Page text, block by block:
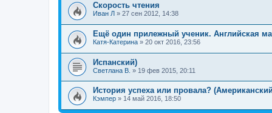
Скорость чтения
Иван Л » 27 сен 2012, 14:38
Ещё один прилежный ученик. Английская
Катя-Катерина » 20 окт 2016, 23:56
Испанский)
Светлана В. » 19 фев 2015, 20:11
История успеха или провала?
Кэмпер » 14 май 2016, 18:50